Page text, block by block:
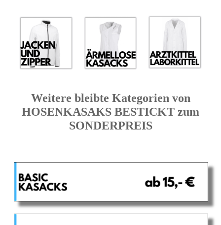
Weitere bleibte Kategorien von
HOSENKASAKS BESTICKT zum
SONDERPREIS